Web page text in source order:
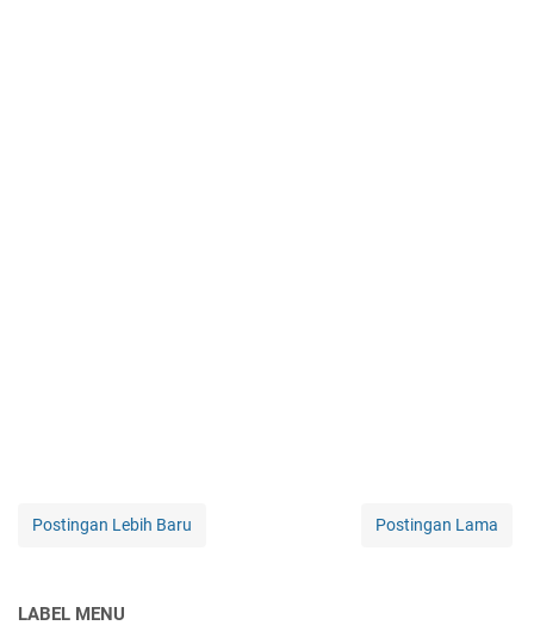
Postingan Lebih Baru Postingan Lama
LABEL MENU